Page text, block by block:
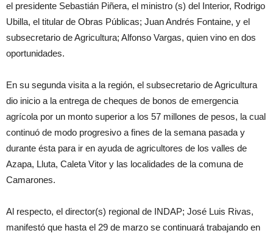
el presidente Sebastián Piñera, el ministro (s) del Interior, Rodrigo
Ubilla, el titular de Obras Públicas; Juan Andrés Fontaine, y el
subsecretario de Agricultura; Alfonso Vargas, quien vino en dos
oportunidades.
En su segunda visita a la región, el subsecretario de Agricultura
dio inicio a la entrega de cheques de bonos de emergencia
agrícola por un monto superior a los 57 millones de pesos, la cual
continuó de modo progresivo a fines de la semana pasada y
durante ésta para ir en ayuda de agricultores de los valles de
Azapa, Lluta, Caleta Vitor y las localidades de la comuna de
Camarones.
Al respecto, el director(s) regional de INDAP; José Luis Rivas,
manifestó que hasta el 29 de marzo se continuará trabajando en